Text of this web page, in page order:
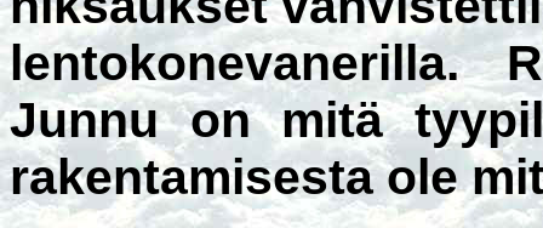
lentokonevanerilla.
Junnu on mitä
rakentamisesta ole